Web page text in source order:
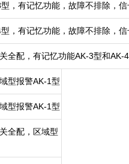
，有记忆功能，故障不排除，
，有记忆功能，故障不排除，
全配，有记忆功能AK-3型和AK-
型报警AK-1型
型报警AK-1型
全配，区域型